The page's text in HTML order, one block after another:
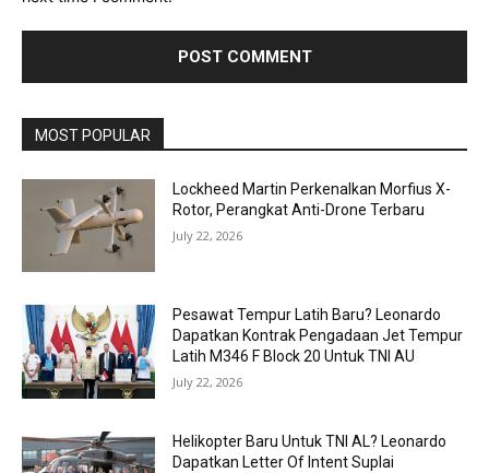
MOST POPULAR
Lockheed Martin Perkenalkan Morfius X-
Rotor, Perangkat Anti-Drone Terbaru
July 22, 2026
Pesawat Tempur Latih Baru? Leonardo
Dapatkan Kontrak Pengadaan Jet Tempur
Latih M346 F Block 20 Untuk TNI AU
July 22, 2026
Helikopter Baru Untuk TNI AL? Leonardo
Dapatkan Letter Of Intent Suplai